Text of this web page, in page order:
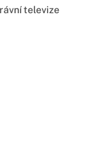
televize